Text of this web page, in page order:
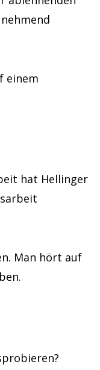
einem
hat Hellinger
Man hört auf